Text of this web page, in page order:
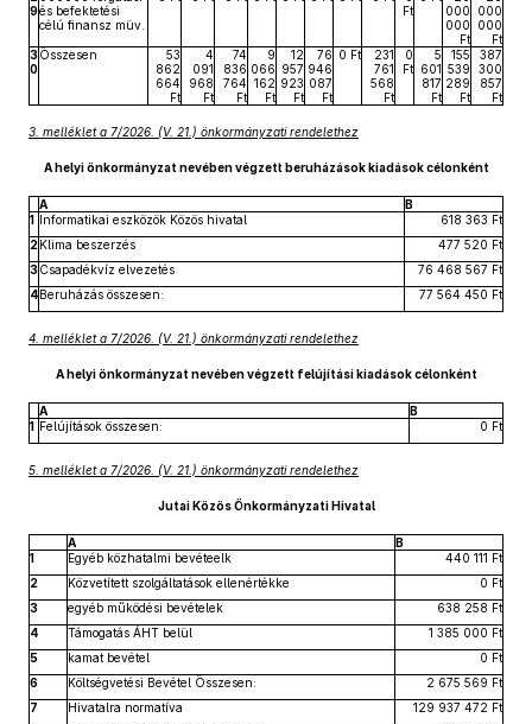
9és befektetési
célú finansz müv.
Ft
000
000
Ft
000
000
Ft
3
0
Összesen
53
862
664
Ft
4
091
968
Ft
74
836
764
Ft
9
066
162
Ft
12
957
923
Ft
76
946
087
Ft
0 Ft
231
761
568
Ft
0
Ft
5
601
817
Ft
155
539
289
Ft
387
300
857
Ft
3. melléklet a 7/2026. (V. 21.) önkormányzati rendelethez
A helyi önkormányzat nevében végzett beruházások kiadások célonként
A
B
1 Informatikai eszközök Közös hivatal
618 363 Ft
2Klima beszerzés
477 520 Ft
3Csapadékvíz elvezetés
76 468 567 Ft
4Beruházás összesen: 77 564 450 Ft
4. melléklet a 7/2026. (V. 21.) önkormányzati rendelethez
A helyi önkormányzat nevében végzett felújítási kiadások célonként
A
B
1 Felújítások összesen: 0 Ft
5. melléklet a 7/2026. (V. 21.) önkormányzati rendelethez
Jutai Közös Önkormányzati Hivatal
A
B
1
Egyéb közhatalmi bevéteelk
440 111 Ft
2
Közvetített szolgáltatások ellenértékke
0 Ft
3
egyéb működési bevételek
638 258 Ft
4
Támogatás ÁHT belül
1 385 000 Ft
5
kamat bevétel
0 Ft
6
Költségvetési Bevétel Összesen:
2 675 569 Ft
7
Hivatalra normatíva
129 937 472 Ft